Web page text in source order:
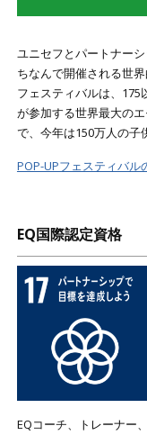
ユニセフとパートナー
ちなんで開催される世
フェスティバルは、175
が参加する世界最大の
で、今年は150万人の子
POP-UPフェスティバ
EQ国際認定資格
EQコーチ、トレーナー